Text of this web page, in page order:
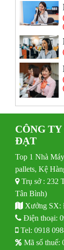
CÔNG
ĐẠT
Top 1 Nhà
pallets, Kệ
Trụ sở : 232
Tân Bình)
Xưởng SX:
Điện thoại:
Tel:0918
Mã số thuế: